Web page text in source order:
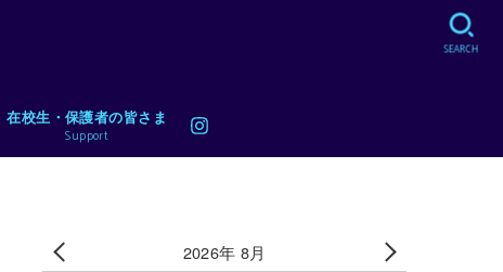
在校生・保護者の皆さま
Support
SEARCH
2026年 8月